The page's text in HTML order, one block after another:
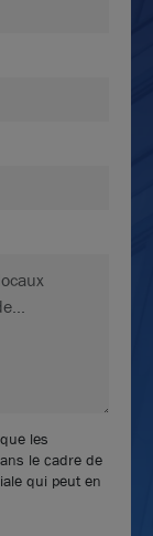
les
le cadre de
qui peut en